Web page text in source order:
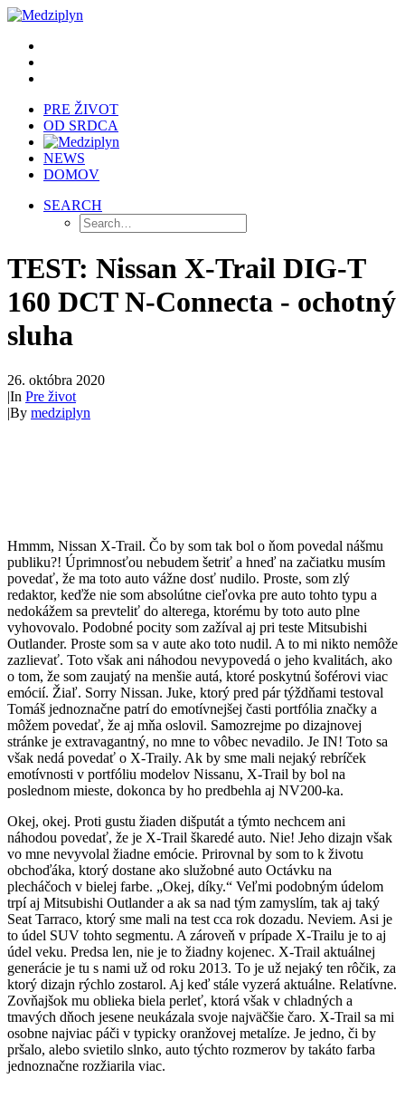
PRE ŽIVOT
OD SRDCA
NEWS
DOMOV
SEARCH
TEST: Nissan X-Trail DIG-T
160 DCT N-Connecta - ochotný
sluha
26. októbra 2020
|In Pre život
|By medziplyn
Hmmm, Nissan X-Trail. Čo by som tak bol o ňom povedal nášmu
publiku?! Úprimnosťou nebudem šetriť a hneď na začiatku musím
povedať, že ma toto auto vážne dosť nudilo. Proste, som zlý
redaktor, keďže nie som absolútne cieľovka pre auto tohto typu a
nedokážem sa prevteliť do alterega, ktorému by toto auto plne
vyhovovalo. Podobné pocity som zažíval aj pri teste Mitsubishi
Outlander. Proste som sa v aute ako toto nudil. A to mi nikto nemôže
zazlievať. Toto však ani náhodou nevypovedá o jeho kvalitách, ako
o tom, že som zaujatý na menšie autá, ktoré poskytnú šoférovi viac
emócií. Žiaľ. Sorry Nissan. Juke, ktorý pred pár týždňami testoval
Tomáš jednoznačne patrí do emotívnejšej časti portfólia značky a
môžem povedať, že aj mňa oslovil. Samozrejme po dizajnovej
stránke je extravagantný, no mne to vôbec nevadilo. Je IN! Toto sa
však nedá povedať o X-Traily. Ak by sme mali nejaký rebríček
emotívnosti v portfóliu modelov Nissanu, X-Trail by bol na
poslednom mieste, dokonca by ho predbehla aj NV200-ka.
Okej, okej. Proti gustu žiaden dišputát a týmto nechcem ani
náhodou povedať, že je X-Trail škaredé auto. Nie! Jeho dizajn však
vo mne nevyvolal žiadne emócie. Prirovnal by som to k životu
obchoďáka, ktorý dostane ako služobné auto Octávku na
plecháčoch v bielej farbe. „Okej, díky.“ Veľmi podobným údelom
trpí aj Mitsubishi Outlander a ak sa nad tým zamyslím, tak aj taký
Seat Tarraco, ktorý sme mali na test cca rok dozadu. Neviem. Asi je
to údel SUV tohto segmentu. A zároveň v prípade X-Trailu je to aj
údel veku. Predsa len, nie je to žiadny kojenec. X-Trail aktuálnej
generácie je tu s nami už od roku 2013. To je už nejaký ten rôčik, za
ktorý dizajn rýchlo zostarol. Aj keď stále vyzerá aktuálne. Relatívne.
Zovňajšok mu oblieka biela perleť, ktorá však v chladných a
tmavých dňoch jesene neukázala svoje najväčšie čaro. X-Trail sa mi
osobne najviac páči v typicky oranžovej metalíze. Je jedno, či by
pršalo, alebo svietilo slnko, auto týchto rozmerov by takáto farba
jednoznačne rozžiarila viac.